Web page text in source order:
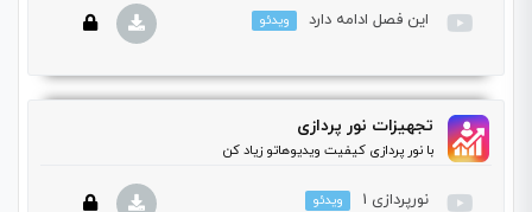
این بخش خصوصی می باشد. برای دسترسی کامل به دروس این
این فصل ادامه دارد ویدئو
این بخش خصوصی می باشد. برای دسترسی کامل به دروس این
دوره باید این دوره را خریداری نمایید.
تجهیزات نور پردازی
با نور پردازی کیفیت ویدیوهاتو زیاد کن
نورپردازی 1 ویدئو